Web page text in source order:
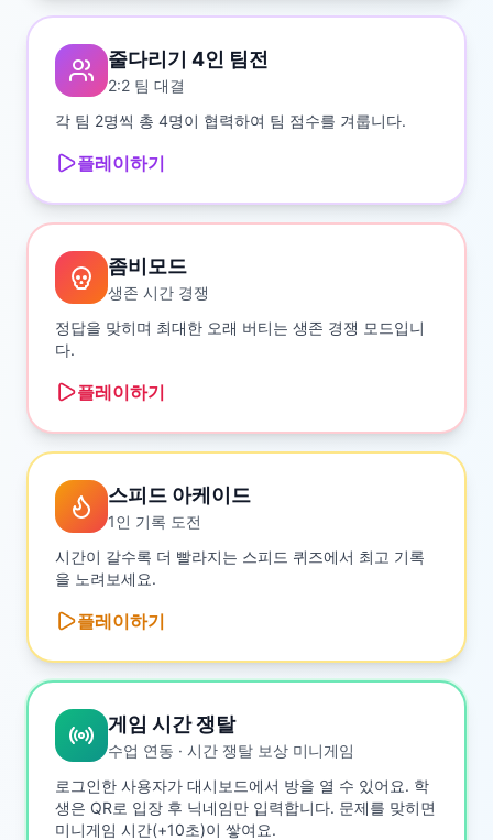
줄다리기 4인 팀전
2:2 팀 대결
각 팀 2명씩 총 4명이 협력하여 팀 점수를 겨룹니다.
플레이하기
좀비모드
생존 시간 경쟁
정답을 맞히며 최대한 오래 버티는 생존 경쟁 모드입니
다.
플레이하기
스피드 아케이드
1인 기록 도전
시간이 갈수록 더 빨라지는 스피드 퀴즈에서 최고 기록
을 노려보세요.
플레이하기
게임 시간 쟁탈
수업 연동 · 시간 쟁탈 보상 미니게임
로그인한 사용자가 대시보드에서 방을 열 수 있어요. 학
생은 QR로 입장 후 닉네임만 입력합니다. 문제를 맞히면
미니게임 시간(+10초)이 쌓여요.